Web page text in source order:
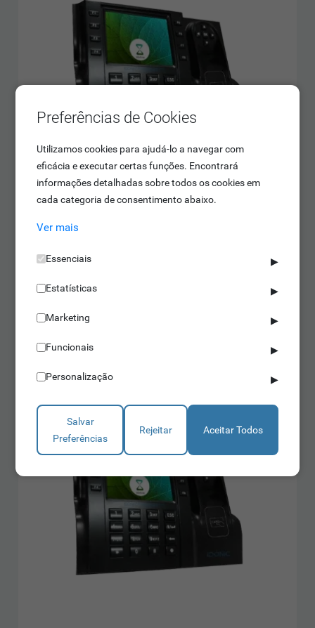
IDONIC CHRONOS 113
Permite gestão de tarefas
Equipado com Push SDK
Preferências de Cookies
Utilizamos cookies para ajudá-lo a navegar com
eficácia e executar certas funções. Encontrará
informações detalhadas sobre todos os cookies em
cada categoria de consentimento abaixo.
Ver mais
Essenciais ▶
Estatísticas ▶
Marketing ▶
Funcionais ▶
Personalização ▶
Salvar
Preferências
Rejeitar Aceitar Todos